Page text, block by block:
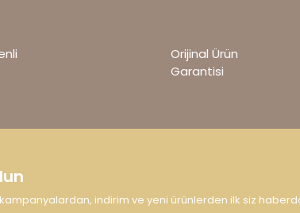
Orijinal Ürün
Garantisi
indirim ve yeni ürünlerden ilk siz